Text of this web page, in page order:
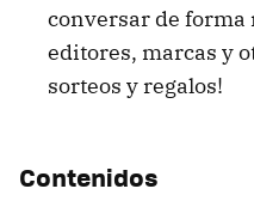
conversar de forma
editores, marcas y
sorteos y regalos!
Contenidos